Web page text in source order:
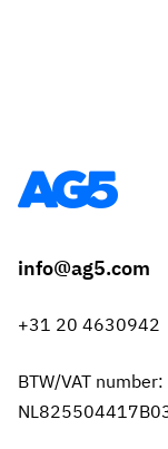
info@ag5.com
+31 20 4630942
BTW/VAT number: